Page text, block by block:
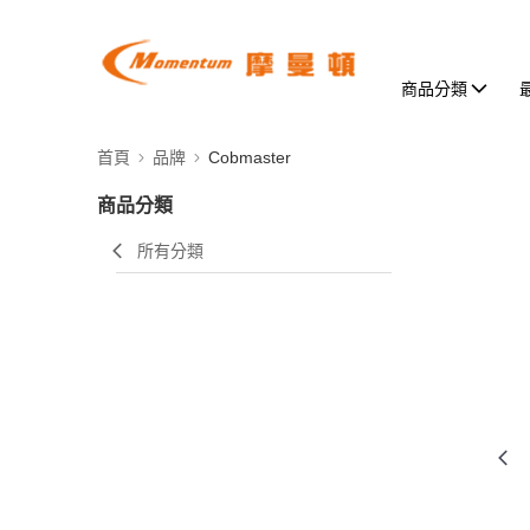
商品分類
首頁 品牌 Cobmaster
商品分類
所有分類